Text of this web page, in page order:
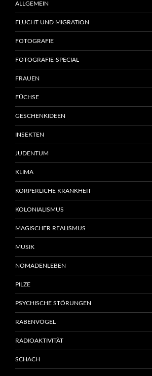
ALLGEMEIN
FLUCHT UND MIGRATION
FOTOGRAFIE
FOTOGRAFIE-SPECIAL
FRAUEN
FÜCHSE
GESCHENKIDEEN
INSEKTEN
JUDENTUM
KLIMA
KÖRPERLICHE KRANKHEIT
KOLONIALISMUS
MAGISCHER REALISMUS
MUSIK
NOMADENLEBEN
PILZE
PSYCHISCHE STÖRUNGEN
RABENVÖGEL
RADIOAKTIVITÄT
SCHACH